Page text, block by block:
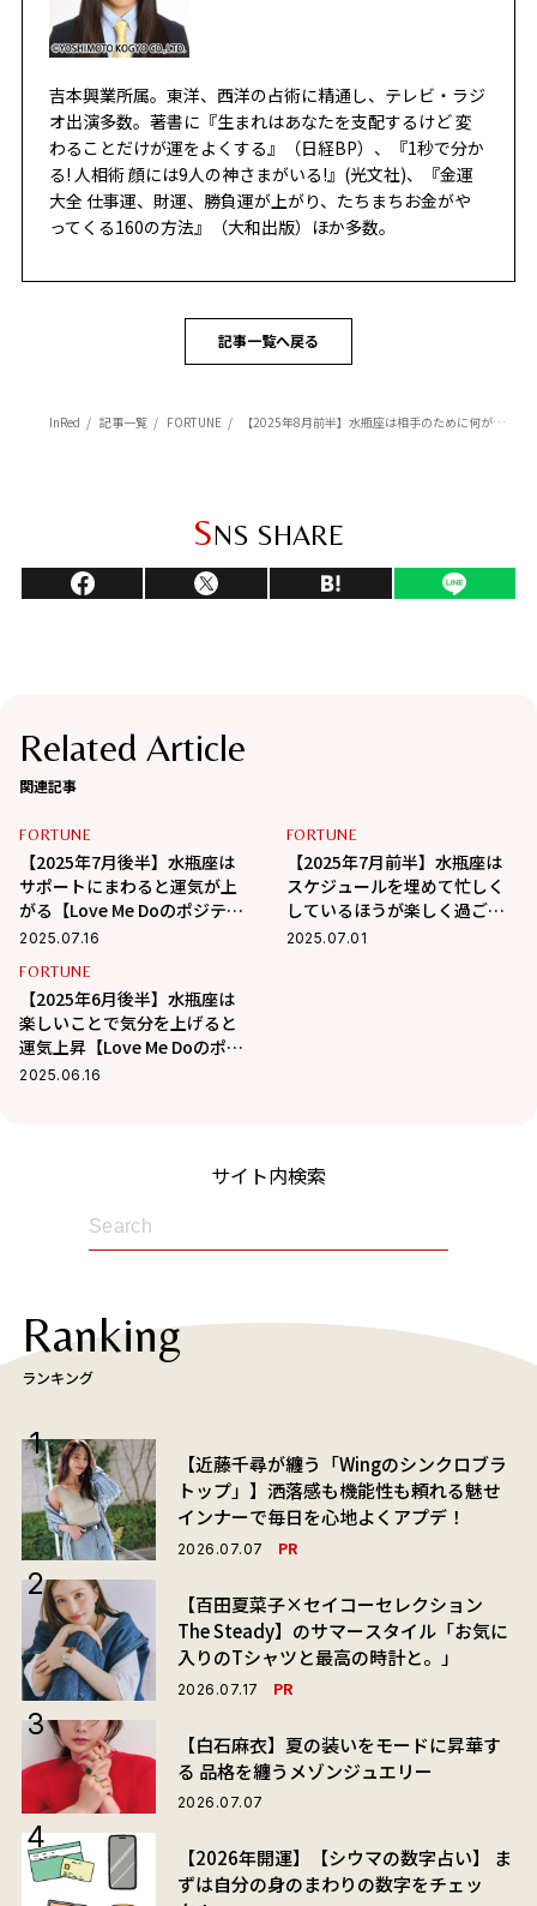
吉本興業所属。東洋、西洋の占術に精通し、テレビ・ラジ
オ出演多数。著書に『生まれはあなたを支配するけど 変
わることだけが運をよくする』（日経BP）、『1秒で分か
る! 人相術 顔には9人の神さまがいる!』(光文社)、『金運
大全 仕事運、財運、勝負運が上がり、たちまちお金がや
ってくる160の方法』（大和出版）ほか多数。
記事一覧へ戻る
InRed 記事一覧 FORTUNE 【2025年8月前半】水瓶座は相手のために何ができるかを考えて行動を【Love Me Doのポジティブ星占い】
SNS SHARE
Related Article
関連記事
FORTUNE
【2025年7月後半】水瓶座は
サポートにまわると運気が上
がる【Love Me Doのポジティ
ブ星占い】
2025.07.16
FORTUNE
【2025年7月前半】水瓶座は
スケジュールを埋めて忙しく
しているほうが楽しく過ごせ
る【Love Me Doのポジティブ
2025.07.01
FORTUNE
【2025年6月後半】水瓶座は
楽しいことで気分を上げると
運気上昇【Love Me Doのポジ
ティブ星占い】
2025.06.16
サイト内検索
Ranking
ランキング
【近藤千尋が纏う「Wingのシンクロブラ
トップ」】洒落感も機能性も頼れる魅せ
インナーで毎日を心地よくアプデ！
2026.07.07 PR
【百田夏菜子×セイコーセレクション
The Steady】のサマースタイル「お気に
入りのTシャツと最高の時計と。」
2026.07.17 PR
【白石麻衣】夏の装いをモードに昇華す
る 品格を纏うメゾンジュエリー
2026.07.07
【2026年開運】【シウマの数字占い】 ま
ずは自分の身のまわりの数字をチェッ